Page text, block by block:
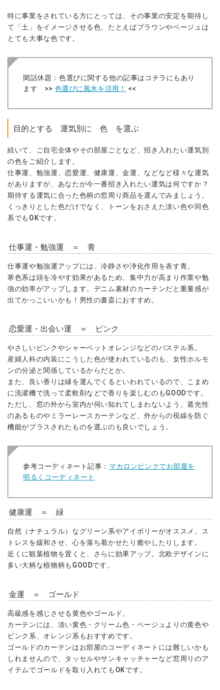
特に事業をされている方にとっては、その事業の安定を期待し
て「土」をイメージさせる色、たとえばブラウンやベージュは
とても大事な色です。
閑話休題：色選びに関する他の記事はコチラにもあり
ます >> 色選びに風水を活用！ <<
目的とする 運気別に 色 を選ぶ
続いて、ご自宅全体やその部屋ごとなど、招き入れたい運気別
の色をご紹介します。
仕事運、勉強運、恋愛運、健康運、金運、などなど様々な運気
がありますが、あなたが今一番招き入れたい運気は何ですか？
期待する運気に合った色柄の窓周り商品を選んでみましょう。
くっきりとした色だけでなく、トーンをおさえた淡い色や同色
系でもOKです。
仕事運・勉強運 ＝ 青
仕事運や勉強運アップには、冷静さや浄化作用を表す青。
寒色系は頭を冷やす効果があるため、集中力が高まり作業や勉
強の効率がアップします。デニム素材のカーテンだと重量感が
出てかっこいいかも！男性の書斎におすすめ。
恋愛運・出会い運 ＝ ピンク
やさしいピンクやシャーベットオレンジなどのパステル系。
産婦人科の内装にこうした色が使われているのも、女性ホルモ
ンの分泌と関係しているからだとか。
また、良い香りは縁を運んでくるといわれているので、こまめ
に洗濯機で洗って柔軟剤などで香りを楽しむのもGOODです。
ただし、窓の外から室内が伺い知れてしまわないよう、遮光性
のあるものやミラーレースカーテンなど、外からの視線を防ぐ
機能がプラスされたものを選ぶのも良いでしょう。
参考コーディネート記事： マカロンピンクでお部屋を
明るくコーディネート
健康運 ＝ 緑
自然（ナチュラル）なグリーン系やアイボリーがオススメ。ス
トレスを緩和させ、心を落ち着かせたり癒やしたりします。
近くに観葉植物を置くと、さらに効果アップ。北欧デザインに
多い大柄な植物柄もGOODです。
金運 ＝ ゴールド
高級感を感じさせる黄色やゴールド。
カーテンには、淡い黄色・クリーム色・ベージュよりの黄色や
ピンク系、オレンジ系もおすすめです。
ゴールドのカーテンはお部屋のコーディネートには難しいかも
しれませんので、タッセルやサンキャッチャーなど窓周りのア
イテムでゴールドを取り入れてもOKです。